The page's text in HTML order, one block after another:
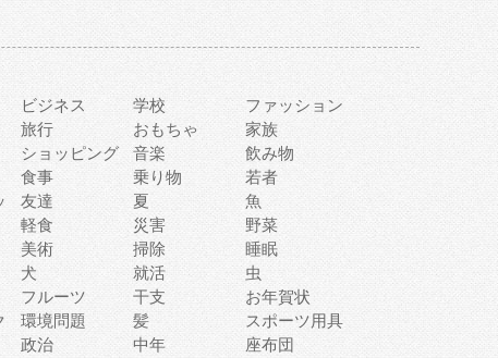
ビジネス 学校
ファッション
旅行 おもちゃ
家族
ショッピング 音楽
飲み物
食事 乗り物
若者
友達 夏
魚
軽食
災害
野菜
美術 掃除
睡眠
犬 就活
虫
フルーツ 干支
お年賀状
環境問題 髪
スポーツ用具
政治 中年
座布団